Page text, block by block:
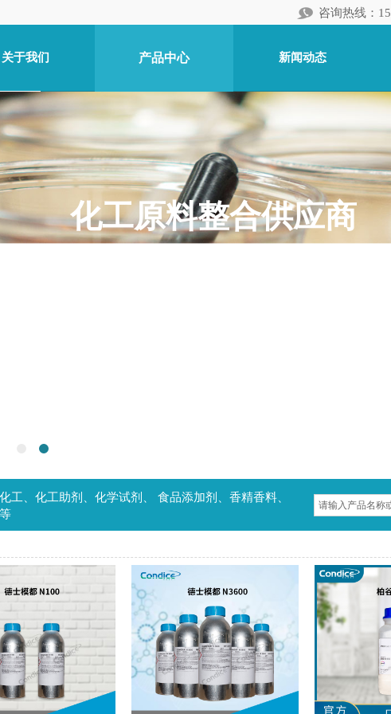
咨询热线：
关于我们 产品中心 新闻动态
​化工原料整合供应商
工、化工助剂、化学试剂、 食品添加剂、香精香料、